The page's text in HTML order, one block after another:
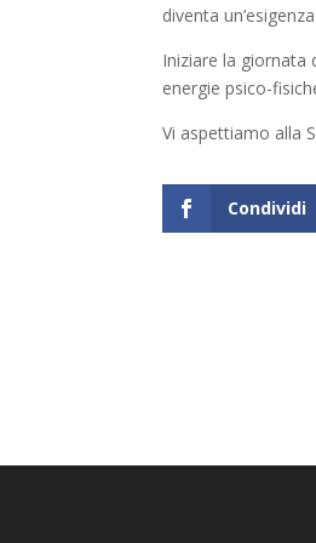
diventa
Iniziare la
energie psico-
Vi aspettiamo alla
Condividi